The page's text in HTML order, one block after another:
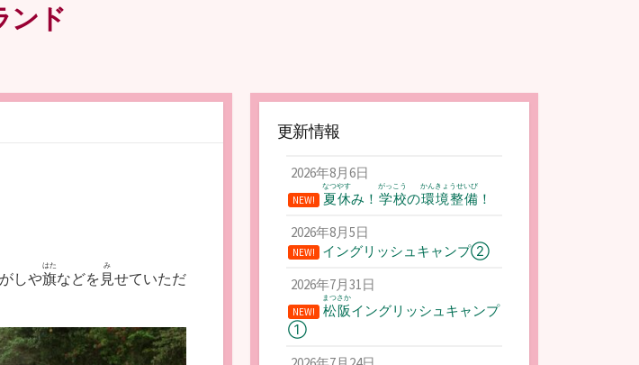
ンド
しや旗
はた
などを 見
み
せていただ
更新情報
2026年8月6日
NEW! 夏休
なつやす
み！ 学校
がっこう
の環境整備
かんきょうせいび
！
2026年8月5日
NEW!
イングリッシュキャンプ②
2026年7月31日
NEW! 松阪
まつさか
イングリッシュキャンプ
①